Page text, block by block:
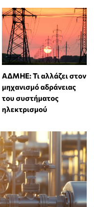
ΑΔΜΗΕ: Τι αλλάζει στον
μηχανισμό αδράνειας
του συστήματος
ηλεκτρισμού